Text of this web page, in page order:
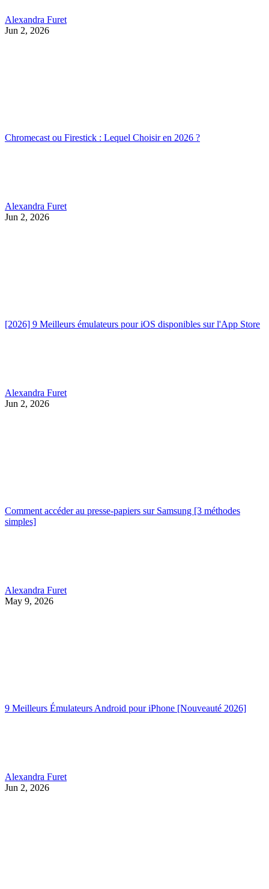
Alexandra Furet
Jun 2, 2026
Chromecast ou Firestick : Lequel Choisir en 2026 ?
Alexandra Furet
Jun 2, 2026
[2026] 9 Meilleurs émulateurs pour iOS disponibles sur l'App Store
Alexandra Furet
Jun 2, 2026
Comment accéder au presse-papiers sur Samsung [3 méthodes
simples]
Alexandra Furet
May 9, 2026
9 Meilleurs Émulateurs Android pour iPhone [Nouveauté 2026]
Alexandra Furet
Jun 2, 2026